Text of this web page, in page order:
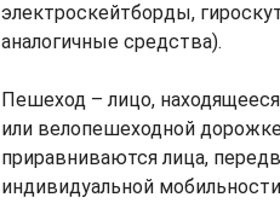
электроскейтборды,
аналогичные средства).
Пешеход – лицо,
или велопешеходной
приравниваются лица,
индивидуальной